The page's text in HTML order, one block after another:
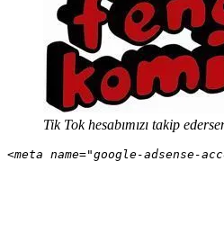
Tik Tok hesabımızı takip
<meta name="google-adsense-